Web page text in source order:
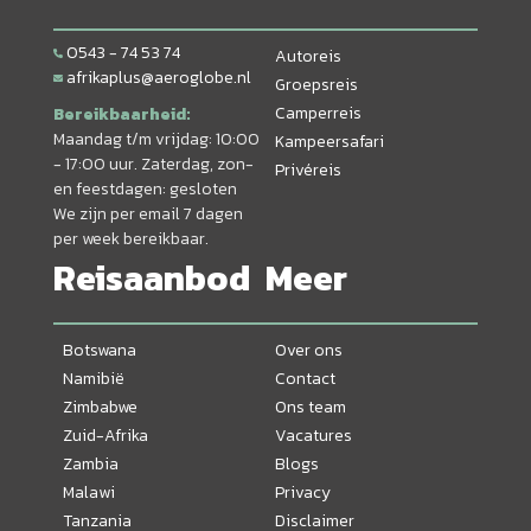
0543 - 74 53 74
afrikaplus@aeroglobe.nl
Bereikbaarheid:
Maandag t/m vrijdag: 10:00
- 17:00 uur. Zaterdag, zon-
en feestdagen: gesloten
We zijn per email 7 dagen
per week bereikbaar.
Autoreis
Groepsreis
Camperreis
Kampeersafari
Privéreis
Reisaanbod
Botswana
Namibië
Zimbabwe
Zuid-Afrika
Zambia
Malawi
Tanzania
Meer
Over ons
Contact
Ons team
Vacatures
Blogs
Privacy
Disclaimer